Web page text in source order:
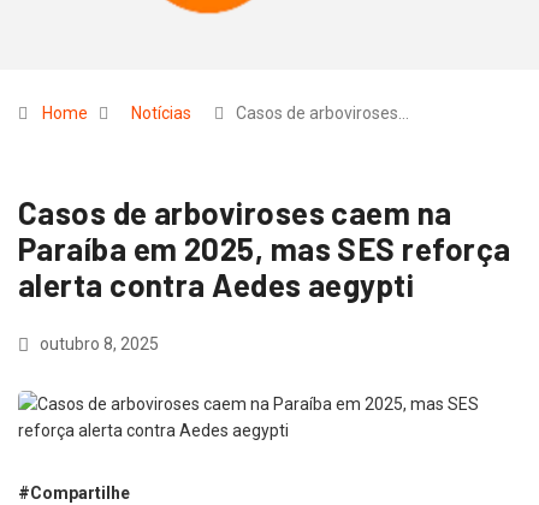
Home Notícias Casos de arboviroses…
Casos de arboviroses caem na
Paraíba em 2025, mas SES reforça
alerta contra Aedes aegypti
outubro 8, 2025
#Compartilhe